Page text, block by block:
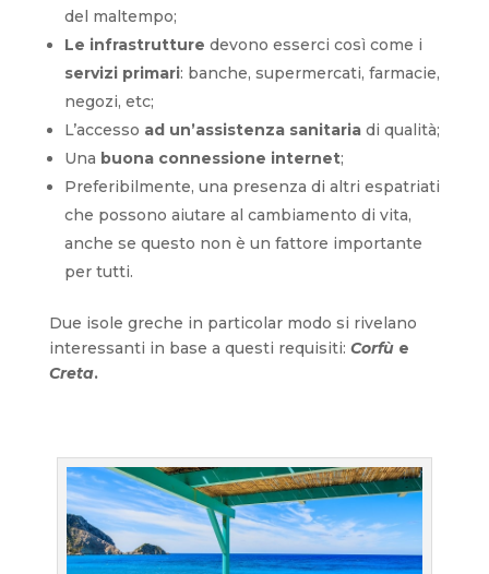
del maltempo;
Le infrastrutture devono esserci così come i
servizi primari: banche, supermercati, farmacie,
negozi, etc;
L’accesso ad un’assistenza sanitariadi qualità;
Una buona connessione internet;
Preferibilmente, una presenza di altri espatriati
che possono aiutare al cambiamento di vita,
anche se questo non è un fattore importante
per tutti.
Due isole greche in particolar modo si rivelano
interessanti in base a questi requisiti: Corfùe
Creta.